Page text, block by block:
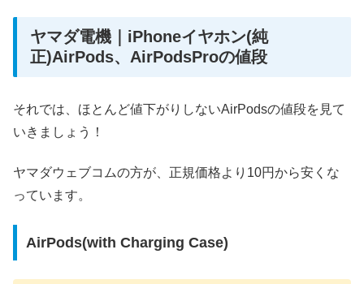
ヤマダ電機｜iPhoneイヤホン(純
正)AirPods、AirPodsProの値段
それでは、ほとんど値下がりしないAirPodsの値段を見て
いきましょう！
ヤマダウェブコムの方が、正規価格より10円から安くな
っています。
AirPods(with Charging Case)